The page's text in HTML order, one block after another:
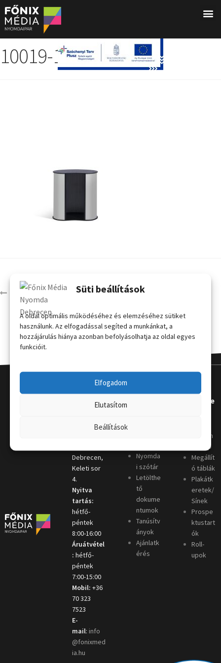
Süti beállítások
A oldal optimális működéséhez és elemzéséhez sütiket
használunk. Az elfogadással segíted a munkánkat, a
hozzájárulás hiánya azonban befolyásolhatja az oldal egyes
funkcióit.
Elfogadom
Elutasítom
Beállítások
10019-1
Íves kínálópult (91 x 94 cm)
Kapcsola
Debrecen,
Keleti sor
4.
Nyitva
tartás:
hétfő-
péntek
8:00-16:00
Áruátvétel
: hétfő-
péntek
7:00-15:00
Mobil: +36
70 323
7523
E-
mail: info
@fonixmed
ia.hu
Nyomda
i szótár
Letölthe
tő
dokume
ntumok
Tanúsítv
ányok
Ajánlatk
érés
Terméke
Kordon
oszlop
Megállít
ó táblák
Plakátk
eretek/
Sínek
Prospe
ktustart
ók
Roll-
upok